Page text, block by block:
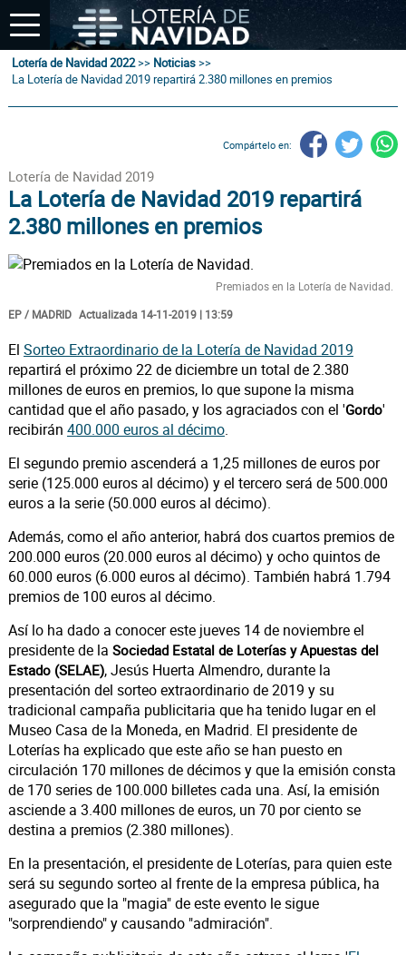
Lotería de Navidad 2022>> Noticias>>
La Lotería de Navidad 2019 repartirá 2.380 millones en premios
Compártelo en:
Lotería de Navidad 2019
La Lotería de Navidad 2019 repartirá
2.380 millones en premios
Premiados en la Lotería de Navidad.
EP / MADRID Actualizada 14-11-2019 | 13:59
El Sorteo Extraordinario de la Lotería de Navidad 2019
repartirá el próximo 22 de diciembre un total de 2.380
millones de euros en premios, lo que supone la misma
cantidad que el año pasado, y los agraciados con el 'Gordo'
recibirán 400.000 euros al décimo.
El segundo premio ascenderá a 1,25 millones de euros por
serie (125.000 euros al décimo) y el tercero será de 500.000
euros a la serie (50.000 euros al décimo).
Además, como el año anterior, habrá dos cuartos premios de
200.000 euros (20.000 euros al décimo) y ocho quintos de
60.000 euros (6.000 euros al décimo). También habrá 1.794
premios de 100 euros al décimo.
Así lo ha dado a conocer este jueves 14 de noviembre el
presidente de la Sociedad Estatal de Loterías y Apuestas del
Estado (SELAE), Jesús Huerta Almendro, durante la
presentación del sorteo extraordinario de 2019 y su
tradicional campaña publicitaria que ha tenido lugar en el
Museo Casa de la Moneda, en Madrid. El presidente de
Loterías ha explicado que este año se han puesto en
circulación 170 millones de décimos y que la emisión consta
de 170 series de 100.000 billetes cada una. Así, la emisión
asciende a 3.400 millones de euros, un 70 por ciento se
destina a premios (2.380 millones).
En la presentación, el presidente de Loterías, para quien este
será su segundo sorteo al frente de la empresa pública, ha
asegurado que la "magia" de este evento le sigue
"sorprendiendo" y causando "admiración".